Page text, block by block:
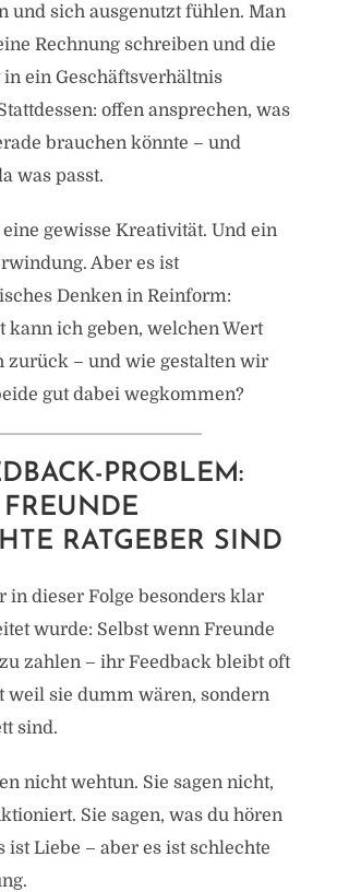
und sich ausgenutzt fühlen. Man
Rechnung schreiben und die
ein Geschäftsverhältnis
offen ansprechen, was
brauchen könnte – und
was passt.
gewisse Kreativität. Und ein
Aber es ist
Denken in Reinform:
kann ich geben, welchen Wert
zurück – und wie gestalten wir
gut dabei wegkommen?
PROBLEM:
RATGEBER SIND
in dieser Folge besonders klar
wurde: Selbst wenn Freunde
zahlen – ihr Feedback bleibt oft
weil sie dumm wären, sondern
sind.
nicht wehtun. Sie sagen nicht,
Sie sagen, was du hören
ist Liebe – aber es ist schlechte